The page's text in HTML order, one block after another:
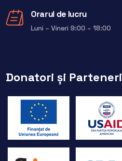
Orarul de lucru
Luni – Vineri 9:00 – 18:00
Donatori și Parteneri